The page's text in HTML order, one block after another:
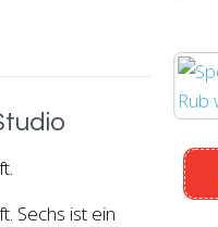
Sechs ist ein